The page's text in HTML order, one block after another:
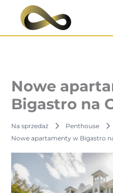
Przejdź
Nowe
Bigastro na
Na sprzedaż
Penthouse
Nowe apartamenty w Bigastro